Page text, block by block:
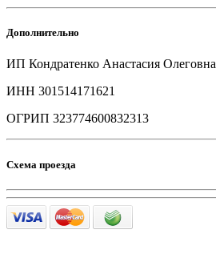
Дополнительно
ИП Кондратенко Анастасия Олеговна
ИНН 301514171621
ОГРИП 323774600832313
Схема проезда